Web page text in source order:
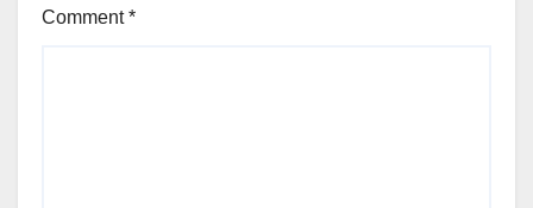
Comment*